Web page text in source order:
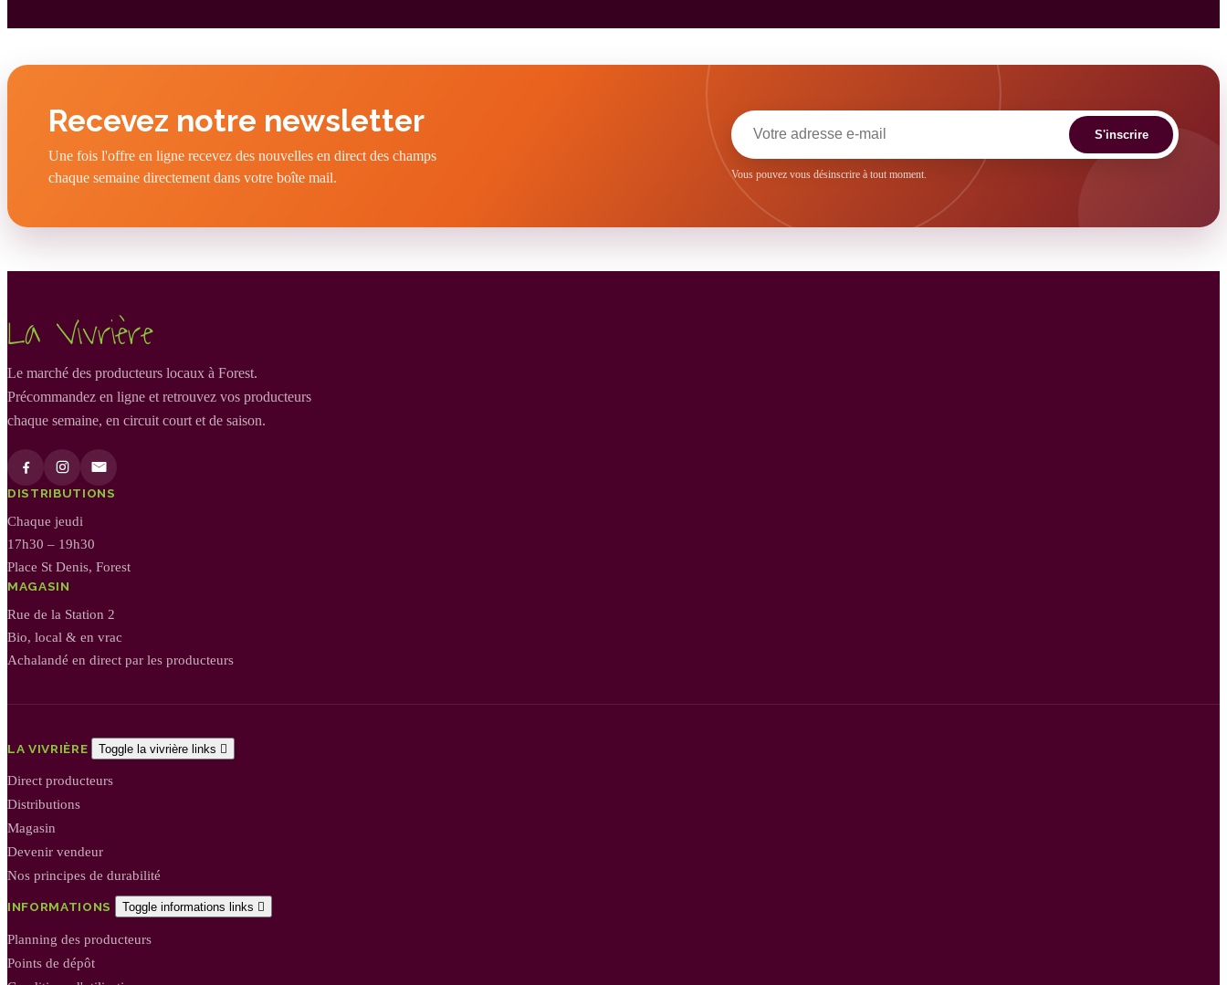
Recevez notre newsletter
Une fois l'offre en ligne recevez des nouvelles en direct des champs
chaque semaine directement dans votre boîte mail.
S'inscrire
Vous pouvez vous désinscrire à tout moment.
La Vivrière
Le marché des producteurs locaux à Forest.
Précommandez en ligne et retrouvez vos producteurs
chaque semaine, en circuit court et de saison.
DISTRIBUTIONS
Chaque jeudi
17h30 – 19h30
Place St Denis, Forest
MAGASIN
Rue de la Station 2
Bio, local & en vrac
Achalandé en direct par les producteurs
LA VIVRIÈRE Toggle la vivrière links 
Direct producteurs
Distributions
Magasin
Devenir vendeur
Nos principes de durabilité
INFORMATIONS Toggle informations links 
Planning des producteurs
Points de dépôt